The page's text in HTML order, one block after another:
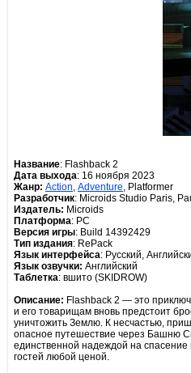
Название: Flashback 2
Дата выхода: 16 ноября 2023
Жанр: Action, Adventure, Platformer
Разработчик: Microids Studio Paris,
Издатель: Microids
Платформа: PC
Версия игры: Build 14392429
Тип издания: RePack
Язык интерфейса: Русский,
Язык озвучки: Английский
Таблетка: вшито (SKIDROW)
Описание: Flashback 2 — это
и его товарищам вновь предстоит
уничтожить Землю. К несчастью,
опасное путешествие через Башню
единственной надеждой на
гостей любой ценой.